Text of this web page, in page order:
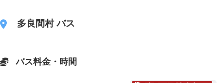
多良間村 バス
バス料金・時間